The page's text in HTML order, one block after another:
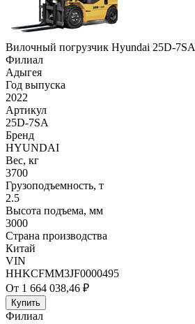
Вилочный погрузчик Hyundai 25D-7SA
Филиал
Адыгея
Год выпуска
2022
Артикул
25D-7SA
Бренд
HYUNDAI
Вес, кг
3700
Грузоподъемность, т
2.5
Высота подъема, мм
3000
Страна производства
Китай
VIN
HHKCFMM3JF0000495
От 1 664 038,46 ₽
Купить
Филиал